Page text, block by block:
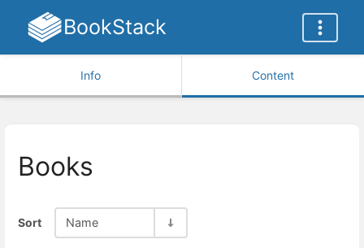
BookStack
Info Content
Books
Sort Name